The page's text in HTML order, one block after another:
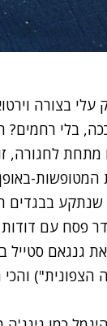
בצורה
בלי
המטופשות-
שנתקע
פסח עם
גנגאם סטייל
והכי